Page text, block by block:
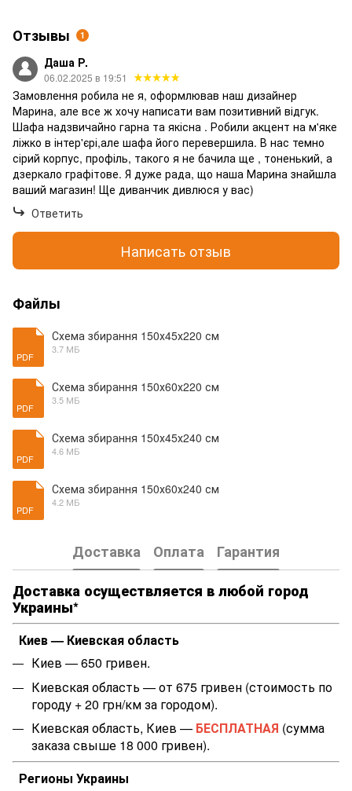
Отзывы 1
Даша Р.
06.02.2025 в 19:51
Замовлення робила не я, оформлював наш дизайнер
Марина, але все ж хочу написати вам позитивний відгук.
Шафа надзвичайно гарна та якісна . Робили акцент на м'яке
ліжко в інтер'єрі,але шафа його перевершила. В нас темно
сірий корпус, профіль, такого я не бачила ще , тоненький, а
дзеркало графітове. Я дуже рада, що наша Марина знайшла
ваший магазин! Ще диванчик дивлюся у вас)
Ответить
Написать отзыв
Файлы
PDF
Схема збирання 150х45х220 см
3.7 МБ
PDF
Схема збирання 150х60х220 см
3.5 МБ
PDF
Схема збирання 150х45х240 см
4.6 МБ
PDF
Схема збирання 150х60х240 см
4.2 МБ
Доставка Оплата
Гарантия
Доставка осуществляется в любой город
Украины*
Киев — Киевская область
Киев — 650 гривен.
Киевская область — от 675 гривен (стоимость по
городу + 20 грн/км за городом).
Киевская область, Киев — БЕСПЛАТНАЯ (сумма
заказа свыше 18 000 гривен).
Регионы Украины